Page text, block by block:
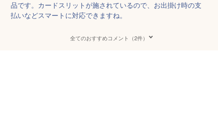
品です。カードスリットが施されているので、お出掛け時の支
払いなどスマートに対応できますね。
全てのおすすめコメント（2件）